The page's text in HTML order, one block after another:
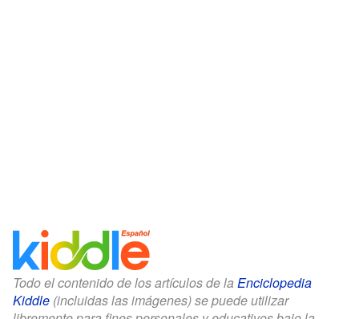
Todo el contenido de los artículos de la Enciclopedia
Kiddle (incluidas las imágenes) se puede utilizar